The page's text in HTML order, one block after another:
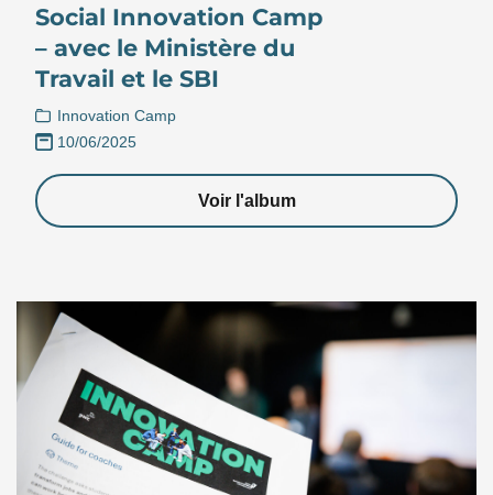
Social Innovation Camp
– avec le Ministère du
Travail et le SBI
Innovation Camp
10/06/2025
Voir l'album